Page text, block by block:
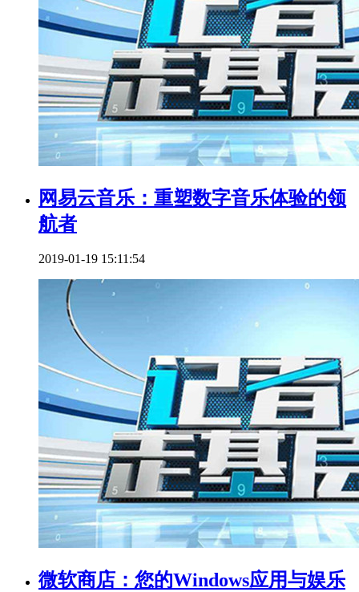
网易云音乐：重塑数字音乐体验的领
航者
2019-01-19 15:11:54
微软商店：您的Windows应用与娱乐